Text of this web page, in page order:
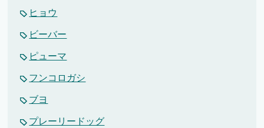
ヒョウ
ビーバー
ピューマ
フンコロガシ
ブヨ
プレーリードッグ